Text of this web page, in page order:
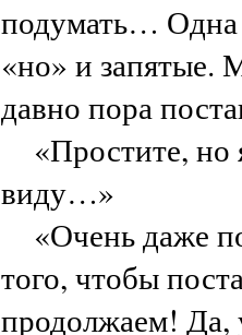
подумать… Одна
«но» и запятые.
давно пора
«Простите,
виду…»
«Очень даже
того, чтобы
продолжаем! Да,